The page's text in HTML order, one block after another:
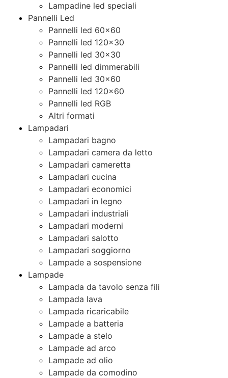
Lampadine led speciali
Pannelli Led
Pannelli led 60×60
Pannelli led 120×30
Pannelli led 30×30
Pannelli led dimmerabili
Pannelli led 30×60
Pannelli led 120×60
Pannelli led RGB
Altri formati
Lampadari
Lampadari bagno
Lampadari camera da letto
Lampadari cameretta
Lampadari cucina
Lampadari economici
Lampadari in legno
Lampadari industriali
Lampadari moderni
Lampadari salotto
Lampadari soggiorno
Lampade a sospensione
Lampade
Lampada da tavolo senza fili
Lampada lava
Lampada ricaricabile
Lampade a batteria
Lampade a stelo
Lampade ad arco
Lampade ad olio
Lampade da comodino